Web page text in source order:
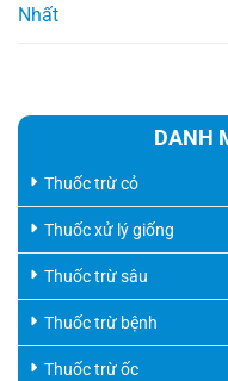
Nhất
DANH
Thuốc trừ cỏ
Thuốc xử lý giống
Thuốc trừ sâu
Thuốc trừ bệnh
Thuốc trừ ốc